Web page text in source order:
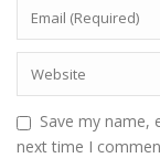
Save my name,
next time I